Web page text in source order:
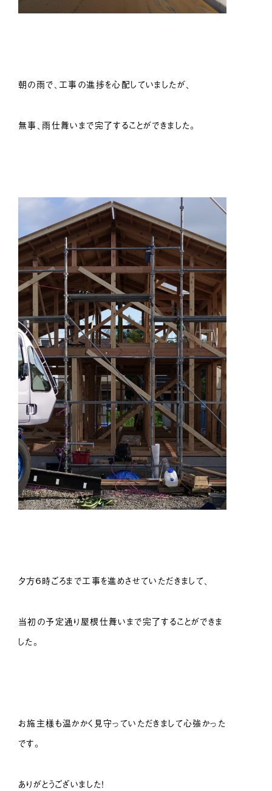
朝の雨で、工事の進捗を心配していましたが、
無事、雨仕舞いまで完了することができました。
夕方６時ごろまで工事を進めさせていただきまして、
当初の予定通り屋根仕舞いまで完了することができま
した。
お施主様も温かかく見守っていただきまして心強かった
です。
ありがとうございました！